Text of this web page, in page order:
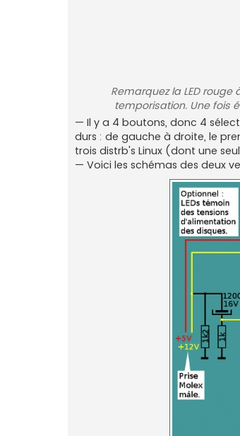
Remarquez la LED
temporisation. Une fois
— Il y a 4 boutons, donc 4
durs : de gauche à droite, le
trois distrb's Linux (dont une
— Voici les schémas des deux